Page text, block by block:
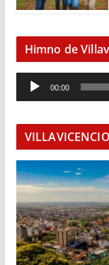
Himno de
e
o
d
u
c
t
o
r
00:00
VILLAVICENCIO